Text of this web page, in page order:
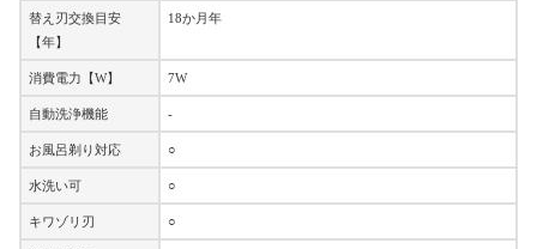
替え刃交換目安
【年】
18か月年
消費電力【W】 7W
自動洗浄機能 -
お風呂剃り対応 ○
水洗い可 ○
キワゾリ刃 ○